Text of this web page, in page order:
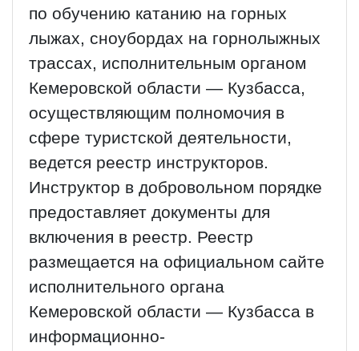
по обучению катанию на горных
лыжах, сноубордах на горнолыжных
трассах, исполнительным органом
Кемеровской области — Кузбасса,
осуществляющим полномочия в
сфере туристской деятельности,
ведется реестр инструкторов.
Инструктор в добровольном порядке
предоставляет документы для
включения в реестр. Реестр
размещается на официальном сайте
исполнительного органа
Кемеровской области — Кузбасса в
информационно-